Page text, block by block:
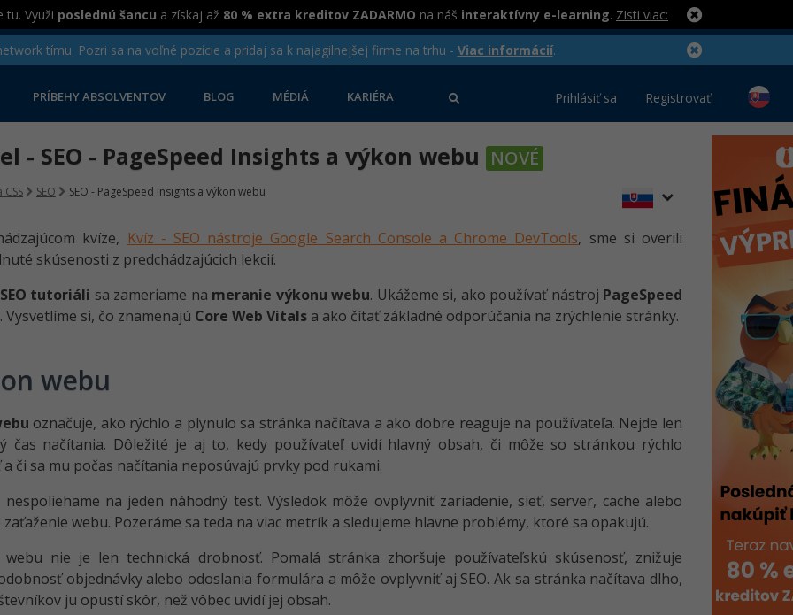
tu. Využi poslednú šancu a získaj až 80 % extra kreditov ZADARMO na náš interaktívny e-learning. Zisti viac:
tímu. Pozri sa na voľné pozície a pridaj sa k najagilnejšej firme na trhu - Viac informácií.
PRÍBEHY ABSOLVENTOV BLOG MÉDIÁ KARIÉRA Prihlásiť sa Registrovať
- SEO - PageSpeed Insights a výkon webu NOVÉ
CSS SEO SEO - PageSpeed Insights a výkon webu
kvíze, Kvíz - SEO nástroje Google Search Console a Chrome DevTools, sme si overili
skúsenosti z predchádzajúcich lekcií.
SEO tutoriáli sa zameriame na meranie výkonu webu. Ukážeme si, ako používať nástroj PageSpeed
. Vysvetlíme si, čo znamenajú Core Web Vitals a ako čítať základné odporúčania na zrýchlenie stránky.
webu
označuje, ako rýchlo a plynulo sa stránka načítava a ako dobre reaguje na používateľa. Nejde len
čas načítania. Dôležité je aj to, kedy používateľ uvidí hlavný obsah, či môže so stránkou rýchlo
a či sa mu počas načítania neposúvajú prvky pod rukami.
nespoliehame na jeden náhodný test. Výsledok môže ovplyvniť zariadenie, sieť, server, cache alebo
webu. Pozeráme sa teda na viac metrík a sledujeme hlavne problémy, ktoré sa opakujú.
webu nie je len technická drobnosť. Pomalá stránka zhoršuje používateľskú skúsenosť, znižuje
objednávky alebo odoslania formulára a môže ovplyvniť aj SEO. Ak sa stránka načítava dlho,
ju opustí skôr, než vôbec uvidí jej obsah.